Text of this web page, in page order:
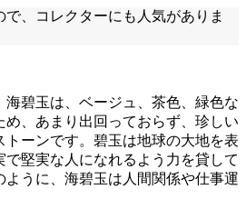
、コレクターにも人気がありま
碧玉は、ベージュ、茶色、緑色な
、あまり出回っておらず、珍しい
ーンです。碧玉は地球の大地を表
堅実な人になれるよう力を貸して
うに、海碧玉は人間関係や仕事運